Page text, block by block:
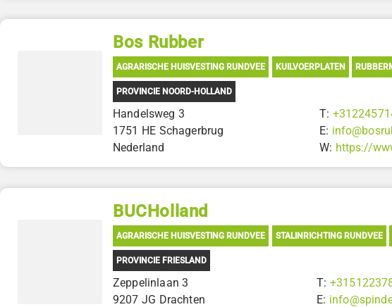
Bos Rubber
AGRARISCHE HUISVESTING RUNDVEE KUILVOERPLATEN
PROVINCIE NOORD-HOLLAND
Handelsweg 3
1751 HE Schagerbrug
Nederland
T:
E:
W: https://
BUCHolland
AGRARISCHE HUISVESTING RUNDVEE STALINRICHTING RUNDVEE
PROVINCIE FRIESLAND
Zeppelinlaan 3
9207 JG Drachten
T:
E: